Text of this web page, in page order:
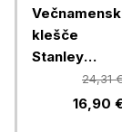
klešče
Stanley
Multi-tool, 12
funkcij
24,31
16,90